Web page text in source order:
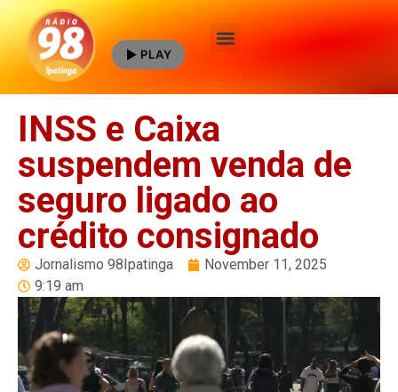
PLAY
INSS e Caixa
suspendem venda de
seguro ligado ao
crédito consignado
Jornalismo 98Ipatinga
November 11, 2025
9:19 am